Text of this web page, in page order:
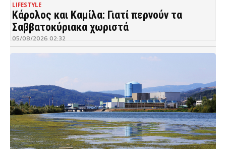
LIFESTYLE
Κάρολος και Καμίλα: Γιατί περνούν τα
Σαββατοκύριακα χωριστά
05/08/2026 02:32